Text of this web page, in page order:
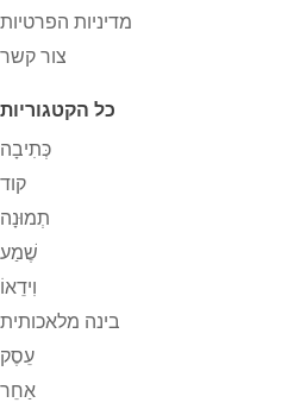
מדיניות הפרטיות
צור קשר
כל הקטגוריות
כְּתִיבָה
קוד
תְמוּנָה
שֶׁמַע
וִידֵאוֹ
בינה מלאכותית
עֵסֶק
אַחֵר